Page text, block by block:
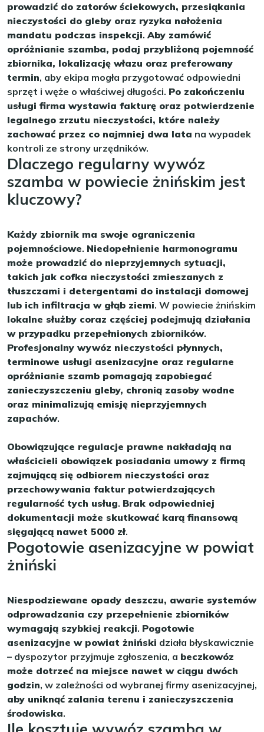
prowadzić do zatorów ściekowych, przesiąkania
nieczystości do gleby oraz ryzyka nałożenia
mandatu podczas inspekcji.Aby zamówić
opróżnianie szamba, podaj przybliżoną pojemność
zbiornika, lokalizację włazu oraz preferowany
termin, aby ekipa mogła przygotować odpowiedni
sprzęt i węże o właściwej długości. Po zakończeniu
usługi firma wystawia fakturę oraz potwierdzenie
legalnego zrzutu nieczystości, które należy
zachować przez co najmniej dwa lata na wypadek
kontroli ze strony urzędników.
Dlaczego regularny wywóz
szamba w powiecie żnińskim jest
kluczowy?
Każdy zbiornik ma swoje ograniczenia
pojemnościowe. Niedopełnienie harmonogramu
może prowadzić do nieprzyjemnych sytuacji,
takich jak cofka nieczystości zmieszanych z
tłuszczami i detergentami do instalacji domowej
lub ich infiltracja w głąb ziemi. W powiecie żnińskim
lokalne służby coraz częściej podejmują działania
w przypadku przepełnionych zbiorników.
Profesjonalny wywóz nieczystości płynnych,
terminowe usługi asenizacyjne oraz regularne
opróżnianie szamb pomagają zapobiegać
zanieczyszczeniu gleby, chronią zasoby wodne
oraz minimalizują emisję nieprzyjemnych
zapachów.
Obowiązujące regulacje prawne nakładają na
właścicieli obowiązek posiadania umowy z firmą
zajmującą się odbiorem nieczystości oraz
przechowywania faktur potwierdzających
regularność tych usług. Brak odpowiedniej
dokumentacji może skutkować karą finansową
sięgającą nawet 5000 zł.
Pogotowie asenizacyjne w powiat
żniński
Niespodziewane opady deszczu, awarie systemów
odprowadzania czy przepełnienie zbiorników
wymagają szybkiej reakcji. Pogotowie
asenizacyjne w powiat żniński działa błyskawicznie
– dyspozytor przyjmuje zgłoszenia, a beczkowóz
może dotrzeć na miejsce nawet w ciągu dwóch
godzin, w zależności od wybranej firmy asenizacyjnej,
aby uniknąć zalania terenu i zanieczyszczenia
środowiska.